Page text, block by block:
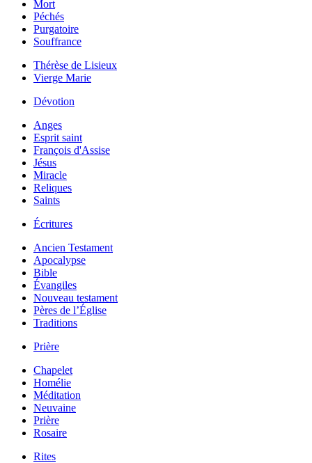
Mort
Péchés
Purgatoire
Souffrance
Thérèse de Lisieux
Vierge Marie
Dévotion
Anges
Esprit saint
François d'Assise
Jésus
Miracle
Reliques
Saints
Écritures
Ancien Testament
Apocalypse
Bible
Évangiles
Nouveau testament
Pères de l’Église
Traditions
Prière
Chapelet
Homélie
Méditation
Neuvaine
Prière
Rosaire
Rites